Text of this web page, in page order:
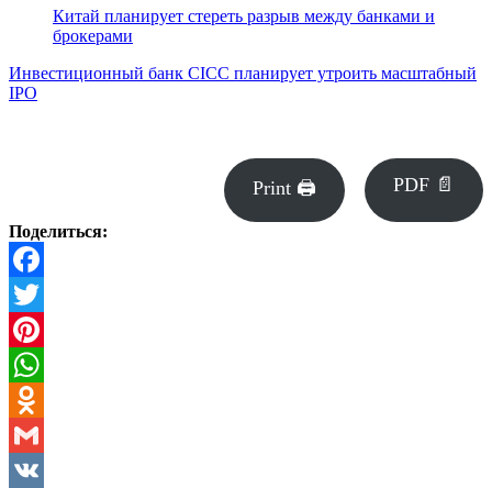
Китай планирует стереть разрыв между банками и
брокерами
Инвестиционный банк CICC планирует утроить масштабный
IPO
Print 🖨 PDF 📄
Поделиться:
Facebook
Twitter
Pinterest
WhatsApp
Odnoklassniki
Gmail